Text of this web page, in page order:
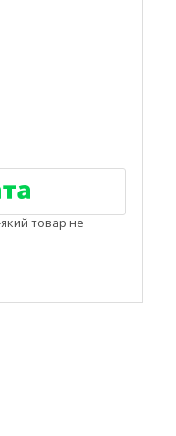
товар не